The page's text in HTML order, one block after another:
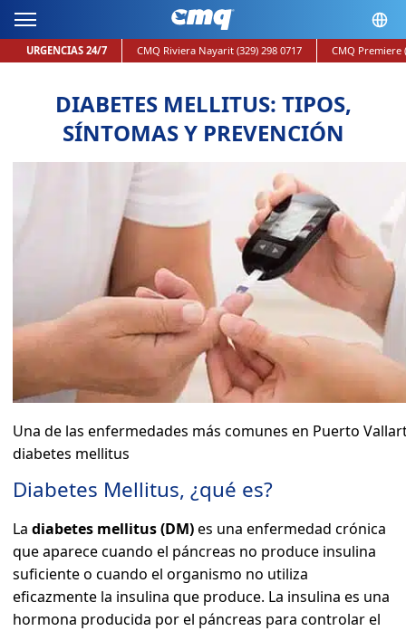
URGENCIAS 24/7 CMQ Riviera Nayarit (329) 298 0717 CMQ Premiere
DIABETES MELLITUS: TIPOS,
SÍNTOMAS Y PREVENCIÓN
Una de las enfermedades más comunes en Puerto
diabetes mellitus
Diabetes Mellitus, ¿qué es?
La diabetes mellitus (DM)es una enfermedad crónica
que aparece cuando el páncreas no produce insulina
suficiente o cuando el organismo no utiliza
eficazmente la insulina que produce. La insulina es una
hormona producida por el páncreas para controlar el